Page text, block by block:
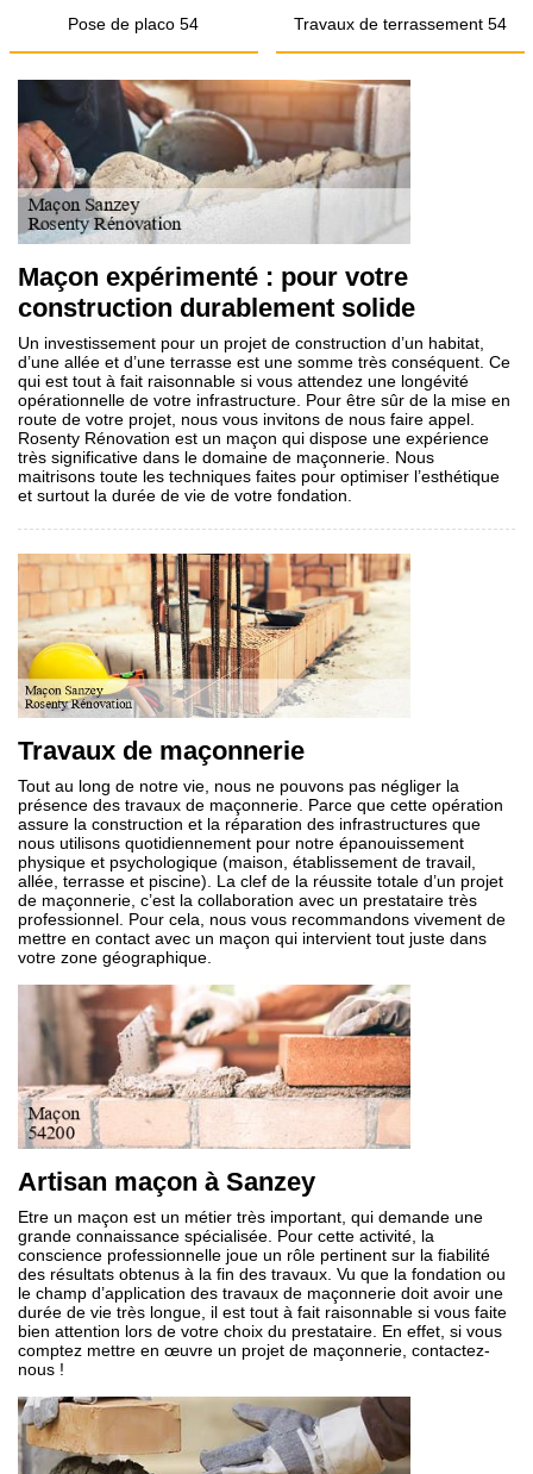
Pose de placo 54 Travaux de terrassement 54
Maçon expérimenté : pour votre
construction durablement solide
Un investissement pour un projet de construction d’un habitat,
d’une allée et d’une terrasse est une somme très conséquent. Ce
qui est tout à fait raisonnable si vous attendez une longévité
opérationnelle de votre infrastructure. Pour être sûr de la mise en
route de votre projet, nous vous invitons de nous faire appel.
Rosenty Rénovation est un maçon qui dispose une expérience
très significative dans le domaine de maçonnerie. Nous
maitrisons toute les techniques faites pour optimiser l’esthétique
et surtout la durée de vie de votre fondation.
Travaux de maçonnerie
Tout au long de notre vie, nous ne pouvons pas négliger la
présence des travaux de maçonnerie. Parce que cette opération
assure la construction et la réparation des infrastructures que
nous utilisons quotidiennement pour notre épanouissement
physique et psychologique (maison, établissement de travail,
allée, terrasse et piscine). La clef de la réussite totale d’un projet
de maçonnerie, c’est la collaboration avec un prestataire très
professionnel. Pour cela, nous vous recommandons vivement de
mettre en contact avec un maçon qui intervient tout juste dans
votre zone géographique.
Artisan maçon à Sanzey
Etre un maçon est un métier très important, qui demande une
grande connaissance spécialisée. Pour cette activité, la
conscience professionnelle joue un rôle pertinent sur la fiabilité
des résultats obtenus à la fin des travaux. Vu que la fondation ou
le champ d’application des travaux de maçonnerie doit avoir une
durée de vie très longue, il est tout à fait raisonnable si vous faite
bien attention lors de votre choix du prestataire. En effet, si vous
comptez mettre en œuvre un projet de maçonnerie, contactez-
nous !